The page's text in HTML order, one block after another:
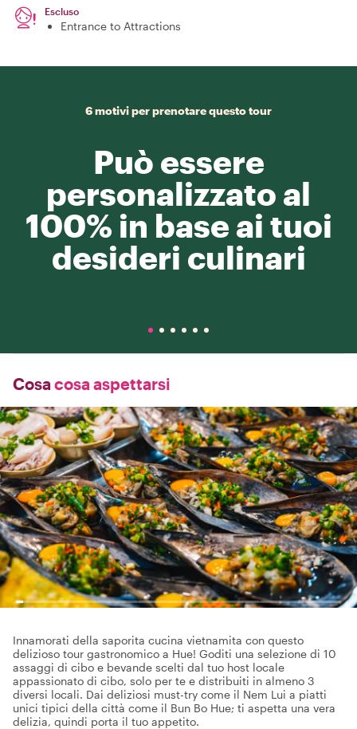
Escluso
Entrance to Attractions
6 motivi per prenotare questo tour
Può essere
personalizzato al
100% in base ai tuoi
desideri culinari
Cosa cosa aspettarsi
Innamorati della saporita cucina vietnamita con questo
delizioso tour gastronomico a Hue! Goditi una selezione di 10
assaggi di cibo e bevande scelti dal tuo host locale
appassionato di cibo, solo per te e distribuiti in almeno 3
diversi locali. Dai deliziosi must-try come il Nem Lui a piatti
unici tipici della città come il Bun Bo Hue; ti aspetta una vera
delizia, quindi porta il tuo appetito.